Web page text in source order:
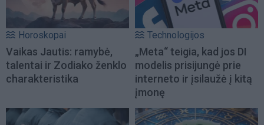
Horoskopai
Vaikas Jautis: ramybė,
talentai ir Zodiako ženklo
charakteristika
Technologijos
„Meta“ teigia, kad jos DI
modelis prisijungė prie
interneto ir įsilaužė į kitą
įmonę